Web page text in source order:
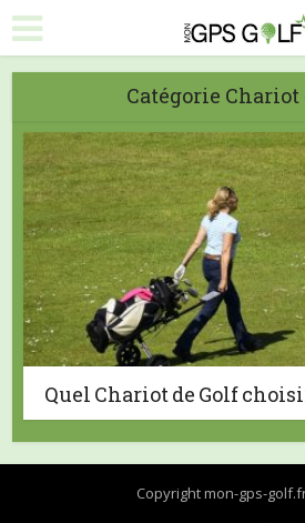
Catégorie Chariot
Quel Chariot de Golf
Copyright mon-gps-